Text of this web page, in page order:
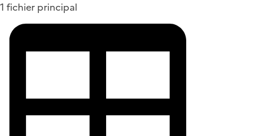
1 fichier principal